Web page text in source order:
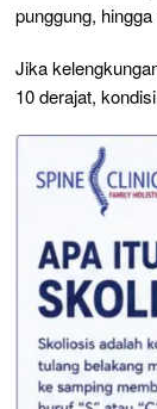
punggung,
Jika
10 derajat,